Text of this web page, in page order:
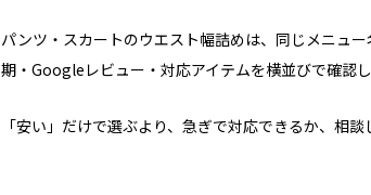
パンツ・スカートのウエスト幅詰めは、同じメニュ
期・Googleレビュー・対応アイテムを横並びで確認し
「安い」だけで選ぶより、急ぎで対応できるか、相